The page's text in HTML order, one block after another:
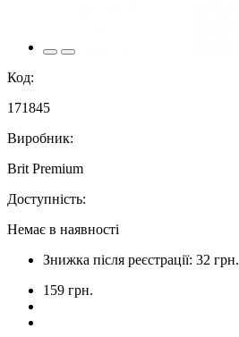
Код:
171845
Виробник:
Brit Premium
Доступність:
Немає в наявності
Знижка після реєстрації: 32 грн.
159 грн.